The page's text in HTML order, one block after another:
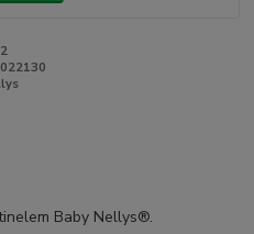
Baby Nellys®.